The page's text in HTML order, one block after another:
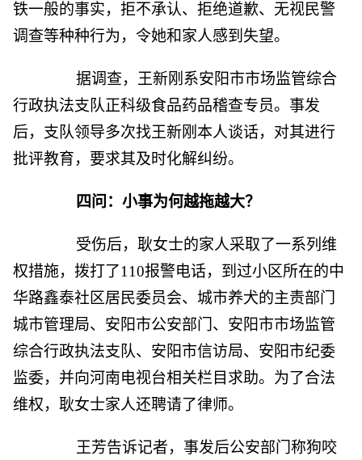
铁一般的事实，拒不承认、拒绝道歉、无视民警
调查等种种行为，令她和家人感到失望。
据调查，王新刚系安阳市市场监管综合
行政执法支队正科级食品药品稽查专员。事发
后，支队领导多次找王新刚本人谈话，对其进行
批评教育，要求其及时化解纠纷。
四问：小事为何越拖越大？
受伤后，耿女士的家人采取了一系列维
权措施，拨打了110报警电话，到过小区所在的中
华路鑫泰社区居民委员会、城市养犬的主责部门
城市管理局、安阳市公安部门、安阳市市场监管
综合行政执法支队、安阳市信访局、安阳市纪委
监委，并向河南电视台相关栏目求助。为了合法
维权，耿女士家人还聘请了律师。
王芳告诉记者，事发后公安部门称狗咬